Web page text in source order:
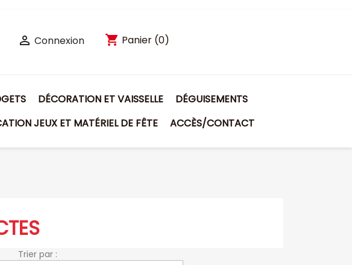
 Connexion shopping_cart Panier (0)
DÉCORATION ET VAISSELLE
DÉGUISEMENTS
JEUX ET MATÉRIEL DE FÊTE ACCÈS/CONTACT
Trier par :